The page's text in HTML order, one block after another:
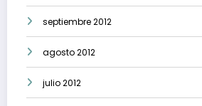
septiembre 2012
agosto 2012
julio 2012